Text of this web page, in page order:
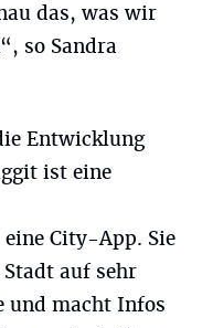
das, was wir
so Sandra
Entwicklung
ist eine
City-App. Sie
auf sehr
und macht Infos